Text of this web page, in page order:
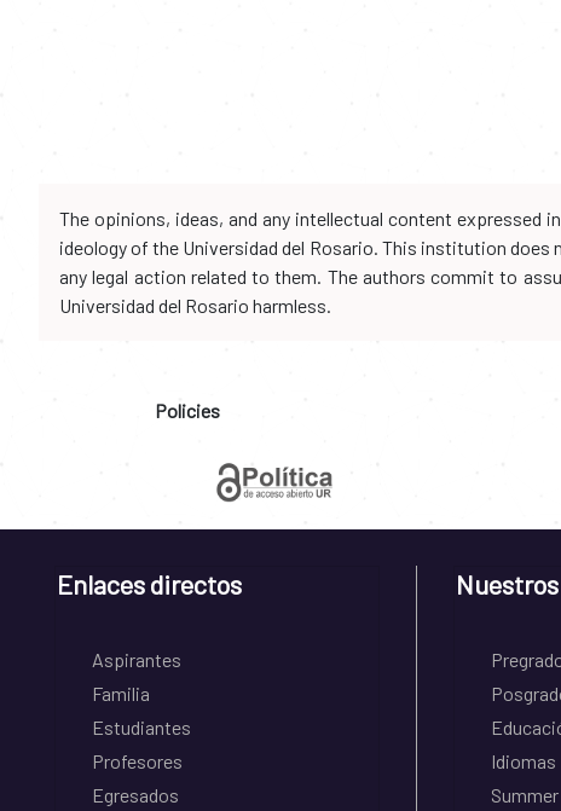
The opinions, ideas, and any intellectual content
ideology of the Universidad del Rosario. This institution
any legal action related to them. The authors commit to
Universidad del Rosario harmless.
Policies
Enlaces directos
Aspirantes
Familia
Estudiantes
Profesores
Egresados
Idiomas